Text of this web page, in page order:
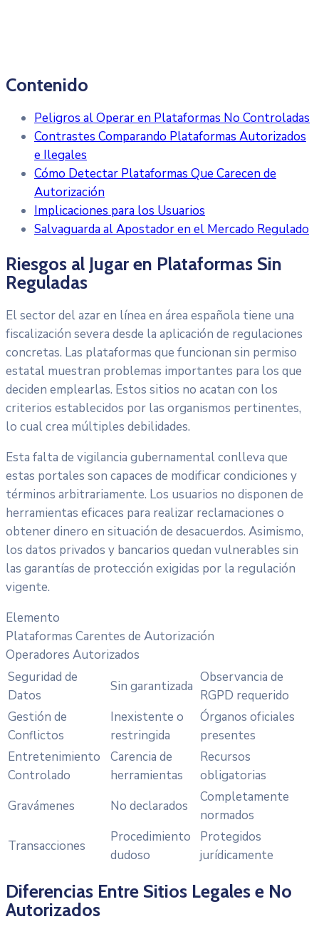
Contenido
Peligros al Operar en Plataformas No Controladas
Contrastes Comparando Plataformas Autorizados
e Ilegales
Cómo Detectar Plataformas Que Carecen de
Autorización
Implicaciones para los Usuarios
Salvaguarda al Apostador en el Mercado Regulado
Riesgos al Jugar en Plataformas Sin
Reguladas
El sector del azar en línea en área española tiene una
fiscalización severa desde la aplicación de regulaciones
concretas. Las plataformas que funcionan sin permiso
estatal muestran problemas importantes para los que
deciden emplearlas. Estos sitios no acatan con los
criterios establecidos por las organismos pertinentes,
lo cual crea múltiples debilidades.
Esta falta de vigilancia gubernamental conlleva que
estas portales son capaces de modificar condiciones y
términos arbitrariamente. Los usuarios no disponen de
herramientas eficaces para realizar reclamaciones o
obtener dinero en situación de desacuerdos. Asimismo,
los datos privados y bancarios quedan vulnerables sin
las garantías de protección exigidas por la regulación
vigente.
Elemento
Plataformas Carentes de Autorización
Operadores Autorizados
Seguridad de
Datos
Sin garantizada
Observancia de
RGPD requerido
Gestión de
Conflictos
Inexistente o
restringida
Órganos oficiales
presentes
Entretenimiento
Controlado
Carencia de
herramientas
Recursos
obligatorias
Gravámenes
No declarados
Completamente
normados
Transacciones
Procedimiento
dudoso
Protegidos
jurídicamente
Diferencias Entre Sitios Legales e No
Autorizados